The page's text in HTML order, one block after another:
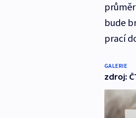
bude
prací
GALERIE
zdroj: